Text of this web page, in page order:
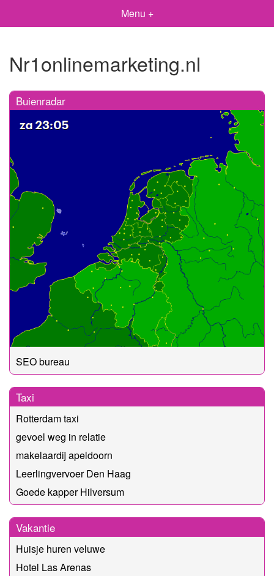
Menu +
Nr1onlinemarketing.nl
Buienradar
SEO bureau
Taxi
Rotterdam taxi
gevoel weg in relatie
makelaardij apeldoorn
Leerlingvervoer Den Haag
Goede kapper Hilversum
Vakantie
Huisje huren veluwe
Hotel Las Arenas